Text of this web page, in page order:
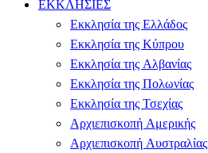
ΕΚΚΛΗΣΙΕΣ
Εκκλησία της Ελλάδος
Εκκλησία της Κύπρου
Εκκλησία της Αλβανίας
Εκκλησία της Πολωνίας
Εκκλησία της Τσεχίας
Αρχιεπισκοπή Αμερικής
Αρχιεπισκοπή Αυστραλίας